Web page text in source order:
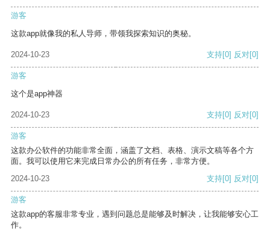
游客
这款app就像我的私人导师，带领我探索知识的奥秘。
2024-10-23 支持[0] 反对[0]
游客
这个是app神器
2024-10-23 支持[0] 反对[0]
游客
这款办公软件的功能非常全面，涵盖了文档、表格、演示文稿等各个方
面。我可以使用它来完成日常办公的所有任务，非常方便。
2024-10-23
支持[0] 反对[0]
游客
这款app的客服非常专业，遇到问题总是能够及时解决，让我能够安心工
作。